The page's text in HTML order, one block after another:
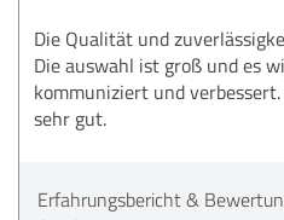
Die Qualität und
Die auswahl ist groß und es
kommuniziert und
sehr gut.
Erfahrungsbericht &